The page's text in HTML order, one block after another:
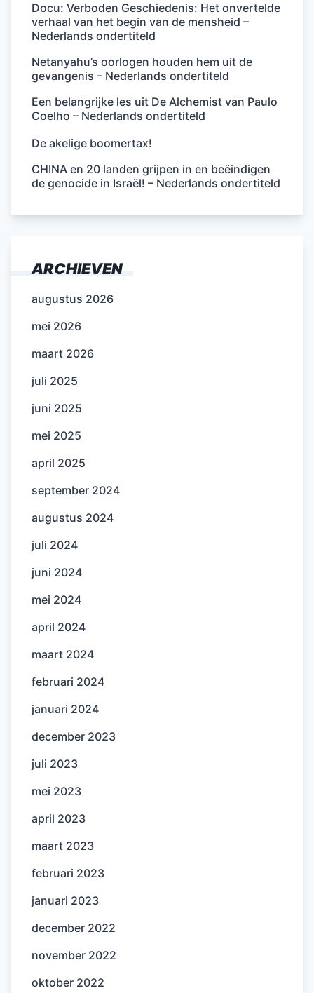
Docu: Verboden Geschiedenis: Het onvertelde
verhaal van het begin van de mensheid –
Nederlands ondertiteld
Netanyahu’s oorlogen houden hem uit de
gevangenis – Nederlands ondertiteld
Een belangrijke les uit De Alchemist van Paulo
Coelho – Nederlands ondertiteld
De akelige boomertax!
CHINA en 20 landen grijpen in en beëindigen
de genocide in Israël! – Nederlands ondertiteld
ARCHIEVEN
augustus 2026
mei 2026
maart 2026
juli 2025
juni 2025
mei 2025
april 2025
september 2024
augustus 2024
juli 2024
juni 2024
mei 2024
april 2024
maart 2024
februari 2024
januari 2024
december 2023
juli 2023
mei 2023
april 2023
maart 2023
februari 2023
januari 2023
december 2022
november 2022
oktober 2022